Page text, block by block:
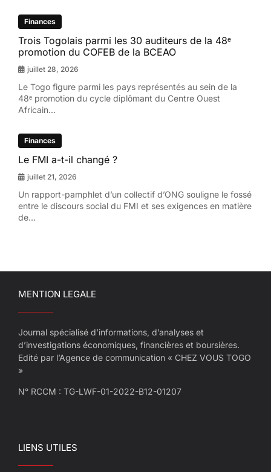
Finances
Trois Togolais parmi les 30 auditeurs de la 48ᵉ
promotion du COFEB de la BCEAO
juillet 28, 2026
Le Togo figure parmi les pays représentés au sein de la
48ᵉ promotion du cycle diplômant du Centre Ouest
Africain...
Finances
Le FMI a-t-il changé ?
juillet 21, 2026
Un rapport-pamphlet d’un collectif d’ONG souligne le fossé
entre le discours social du FMI et ses exigences en matière
de...
MENTION LEGALE
Journal spécialisé d’informations, d’analyses et
d’investigations économiques, financières et boursières.
Edité par l’Agence de communication « CHEZ VOUS TOGO
»
N° RCCM : TG-LWF-01-2022-B12-01207
LIENS UTILES